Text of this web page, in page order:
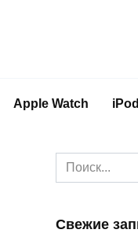
Apple Watch iPod
Search
for:
Свежие